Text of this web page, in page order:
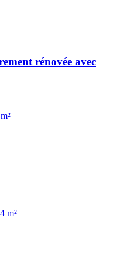
rénovée avec
m²